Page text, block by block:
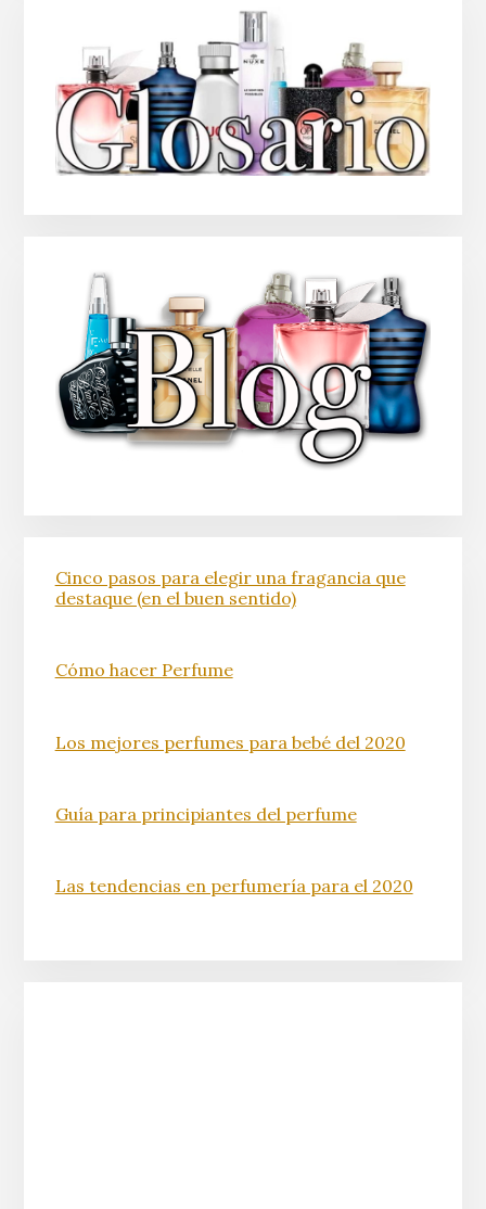
Cinco pasos para elegir una fragancia que
destaque (en el buen sentido)
Cómo hacer Perfume
Los mejores perfumes para bebé del 2020
Guía para principiantes del perfume
Las tendencias en perfumería para el 2020